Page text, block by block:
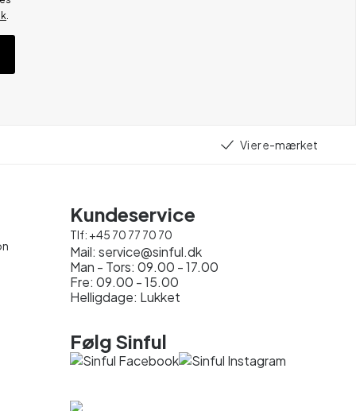
Vi er e-mærket
Kundeservice
Tlf: +45 70 77 70 70
Mail: service@sinful.dk
Man - Tors: 09.00 - 17.00
Fre: 09.00 - 15.00
Helligdage: Lukket
Følg Sinful